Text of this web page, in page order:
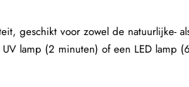
geschikt voor zowel de natuurlijke-
lamp (2 minuten) of een LED lamp